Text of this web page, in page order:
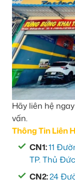
Hãy liên hệ
vấn.
Thông Tin Liên
CN1:11
TP. Thủ Đức
CN2:24